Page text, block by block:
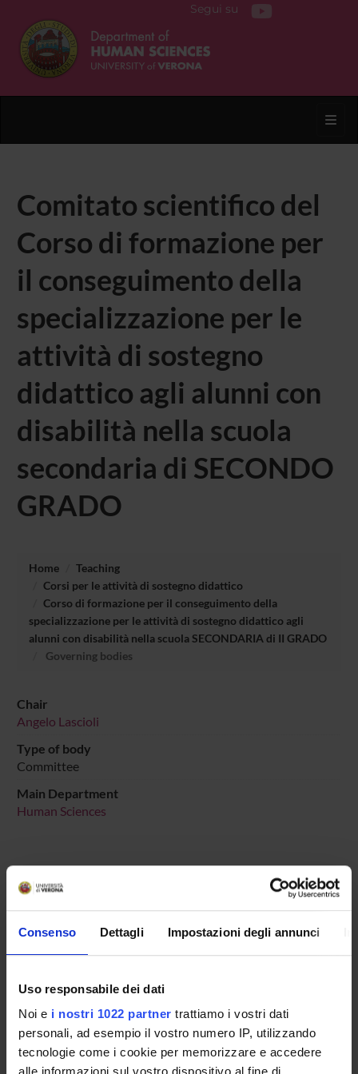
Consenso Dettagli Impostazioni degli annunci
Uso responsabile dei dati
Noi e i nostri 1022 partner trattiamo i vostri dati
personali, ad esempio il vostro numero IP, utilizzando
tecnologie come i cookie per memorizzare e accedere
Segui su
Comitato scientifico del
Corso di formazione per
il conseguimento della
specializzazione per le
attività di sostegno
didattico agli alunni con
disabilità nella scuola
secondaria di SECONDO
GRADO
Home
Teaching
Corsi per le attività di sostegno didattico
Corso di formazione per il conseguimento della
specializzazione per le attività di sostegno didattico agli
alunni con disabilità nella scuola SECONDARIA di II GRADO
Governing bodies
Chair
Angelo Lascioli
Type of body
Committee
Main Department
Human Sciences
Claudio Girelli
Ivan Traina